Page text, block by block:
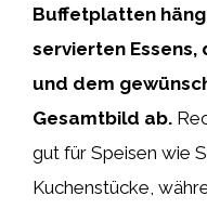
Buffetplatten
servierten
und dem
Gesamtbild ab.
gut für Speisen wie
Kuchenstücke,